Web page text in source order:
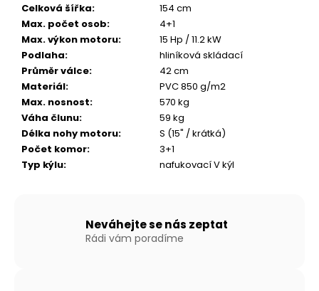
Celková šířka:
154 cm
Max. počet osob:
4+1
Max. výkon motoru:
15 Hp / 11.2 kW
Podlaha:
hliníková skládací
Průměr válce:
42 cm
Materiál:
PVC 850 g/m2
Max. nosnost:
570 kg
Váha člunu:
59 kg
Délka nohy motoru:
S (15" / krátká)
Počet komor:
3+1
Typ kýlu: nafukovací V kýl
Neváhejte se nás zeptat
Rádi vám poradíme